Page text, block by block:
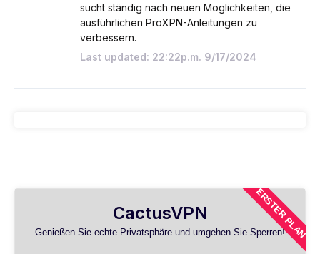
sucht ständig nach neuen Möglichkeiten, die
ausführlichen ProXPN-Anleitungen zu
verbessern.
Last updated: 22:22p.m. 9/17/2024
CactusVPN
Genießen Sie echte Privatsphäre und umgehen Sie Sperren!
ERSTER PLAN